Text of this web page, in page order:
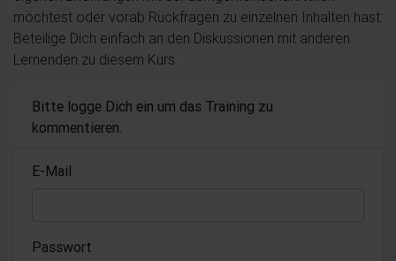
möchtest oder vorab Rückfragen zu einzelnen Inhalten hast:
Beteilige Dich einfach an den Diskussionen mit anderen
Lernenden zu diesem Kurs.
Bitte logge Dich ein um das Training zu
kommentieren.
E-Mail
Passwort